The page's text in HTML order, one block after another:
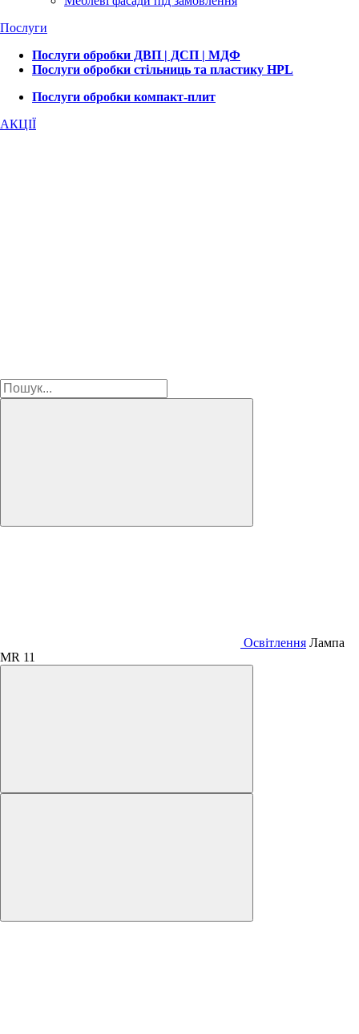
Послуги
Послуги обробки ДВП | ДСП | МДФ
Послуги обробки стільниць та пластику HPL
Послуги обробки компакт-плит
АКЦІЇ
Освітлення Лампа
MR 11